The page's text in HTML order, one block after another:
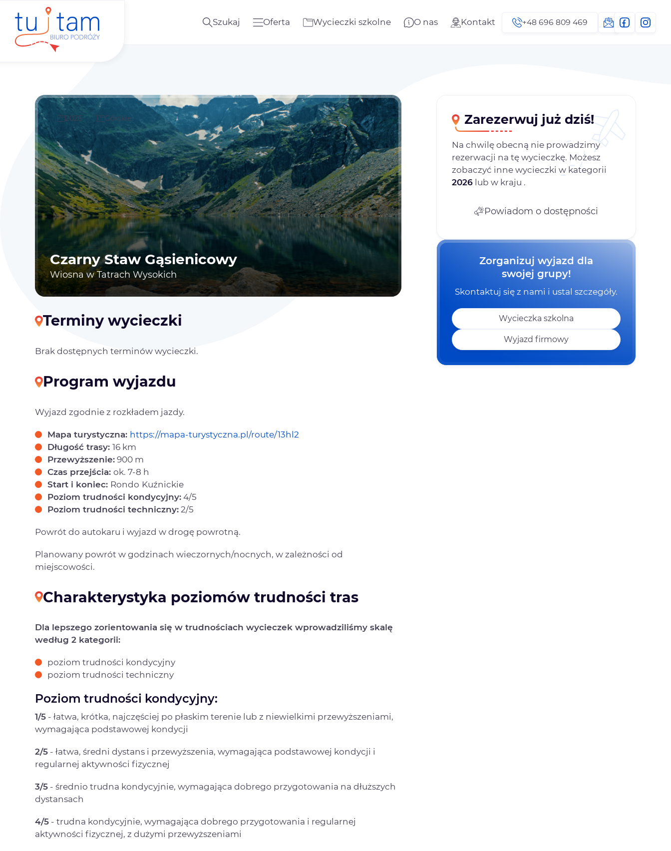
Szukaj Oferta Wycieczki szkolne O nas Kontakt +48 696 809 469
Czarny Staw Gąsienicowy
Wiosna w Tatrach Wysokich
2026 Górskie
Terminy wycieczki
Brak dostępnych terminów wycieczki.
Program wyjazdu
Wyjazd zgodnie z rozkładem jazdy.
Mapa turystyczna: https://mapa-turystyczna.pl/route/13hl2
Długość trasy: 16 km
Przewyższenie: 900 m
Czas przejścia: ok. 7-8 h
Start i koniec: Rondo Kuźnickie
Poziom trudności kondycyjny: 4/5
Poziom trudności techniczny: 2/5
Powrót do autokaru i wyjazd w drogę powrotną.
Planowany powrót w godzinach wieczornych/nocnych, w zależności od
miejscowości.
Charakterystyka poziomów trudności tras
Dla lepszego zorientowania się w trudnościach wycieczek wprowadziliśmy skalę
według 2 kategorii:
poziom trudności kondycyjny
poziom trudności techniczny
Poziom trudności kondycyjny:
1/5 - łatwa, krótka, najczęściej po płaskim terenie lub z niewielkimi przewyższeniami,
wymagająca podstawowej kondycji
2/5 - łatwa, średni dystans i przewyższenia, wymagająca podstawowej kondycji i
regularnej aktywności fizycznej
3/5 - średnio trudna kondycyjnie, wymagająca dobrego przygotowania na dłuższych
dystansach
4/5 - trudna kondycyjnie, wymagająca dobrego przygotowania i regularnej
aktywności fizycznej, z dużymi przewyższeniami
Zarezerwuj już dziś!
Na chwilę obecną nie prowadzimy
rezerwacji na tę wycieczkę. Możesz
zobaczyć inne wycieczki w kategorii
2026 lub w kraju .
Powiadom o dostępności
Zorganizuj wyjazd dla
swojej grupy!
Skontaktuj się z nami i ustal szczegóły.
Wycieczka szkolna
Wyjazd firmowy